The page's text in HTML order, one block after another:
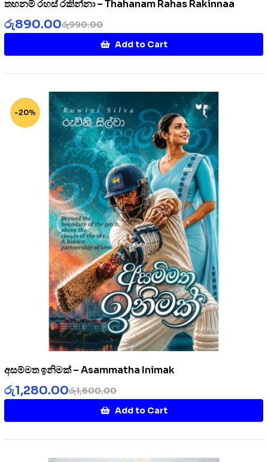
තහනම් රහස් රකින්නා – Thahanam Rahas Rakinnaa
රු990.00
රු890.00
Add to Cart
-20%
අසම්මත ඉනිමක් – Asammatha Inimak
රු1,600.00
රු1,280.00
Add to Cart